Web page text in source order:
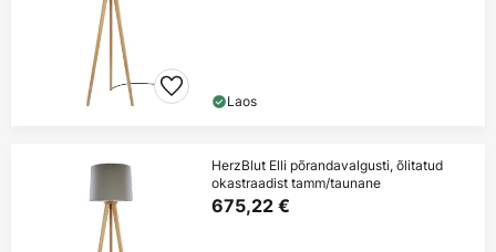
Laos
HerzBlut Elli põrandavalgusti, õlitatud
okastraadist tamm/taunane
675,22 €